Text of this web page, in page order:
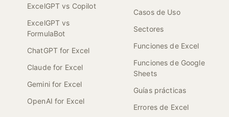
ExcelGPT vs Copilot
ExcelGPT vs
FormulaBot
ChatGPT for Excel
Claude for Excel
Gemini for Excel
OpenAI for Excel
Casos de Uso
Sectores
Funciones de Excel
Funciones de Google
Sheets
Guías prácticas
Errores de Excel